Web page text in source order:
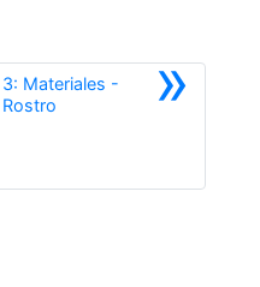
»
3: Materiales -
Rostro